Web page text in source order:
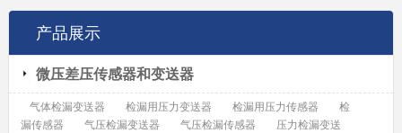
产品展示
微压差压传感器和变送器
气体检漏变送器 检漏用压力变送器 检漏用压力传感器
检
漏传感器
气压检漏变送器 气压检漏传感器
压力检漏变送